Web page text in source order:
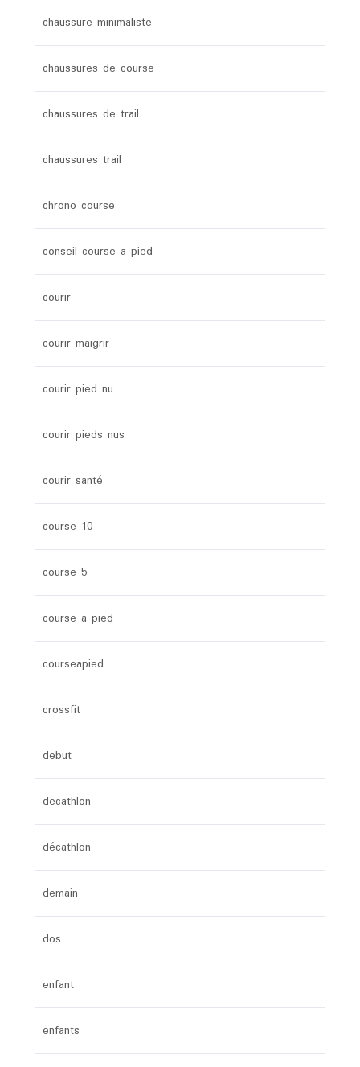
chaussure minimaliste
chaussures de course
chaussures de trail
chaussures trail
chrono course
conseil course a pied
courir
courir maigrir
courir pied nu
courir pieds nus
courir santé
course 10
course 5
course a pied
courseapied
crossfit
debut
decathlon
décathlon
demain
dos
enfant
enfants